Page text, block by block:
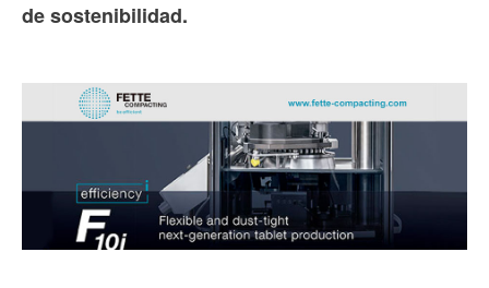
de sostenibilidad.